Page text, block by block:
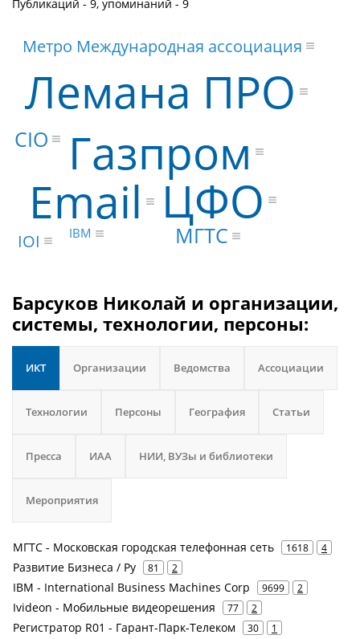
Публикаций - 9, упоминаний - 9
Газпром
Лемана ПРО
Email ЦФО
МГТС
CIO
Метро Международная ассоциация
IOI IBM
Барсуков Николай и организации,
системы, технологии, персоны:
ИКТ Организации Ведомства Ассоциации
Технологии Персоны География Статьи
Пресса ИАА НИИ, ВУЗы и библиотеки
Мероприятия
МГТС - Московская городская телефонная сеть 1618 4
Развитие Бизнеса / Ру 81 2
IBM - International Business Machines Corp 9699 2
Ivideon - Мобильные видеорешения 77 2
Регистратор R01 - Гарант-Парк-Телеком 30 1